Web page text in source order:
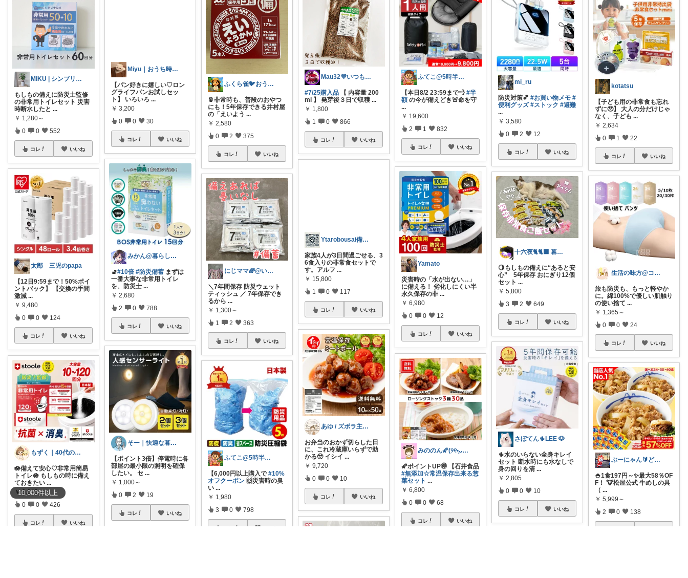
10,000件以上
MIKU | シンプリスト主婦
もしもの備えに防災士監修
の非常用トイレセット 災害
時断水したと ...
￥ 1,280～
0 0 552
コレ いいね
太郎 三児のpapa
【12日9:59まで！50%ポイ
ントバック】 【交換の手間
激減 ...
￥ 9,480
0 0 124
コレ いいね
もずく｜40代の暮らし×在宅ワーク
🪷備えて安心♡非常用簡易
トイレ🪷 もしもの時に備え
ておきたい ...
￥ 3,040～
0 0 426
コレ いいね
Miyu｜おうち時間の小さな幸せ🌸
【パン好きに嬉しい♡ロン
グライフパンお試しセッ
ト】 いろいろ ...
￥ 3,200
0 0 30
コレ いいね
みかん@暮らしのもの／暑さ対策に全力⛱️
🚽#10倍 #防災備蓄 まずは
一番大事な非常用トイレ
を、防災士 ...
￥ 2,680
2 0 788
コレ いいね
そー｜快適な暮らし
【ポイント3倍】停電時に各
部屋の最小限の照明を確保
したい。 セ ...
￥ 1,000～
0 2 19
コレ いいね
ふくら雀🐦おうちしごとラボ
🥫非常時も、普段のおやつ
にも！5年保存できる井村屋
の「えいよう ...
￥ 2,580
0 2 375
コレ いいね
にじママ🌈@いつもありがとうございます
＼7年間保存 防災ウェット
ティッシュ ／ 7年保存でき
るから ...
￥ 1,300～
1 2 363
コレ いいね
ふてこ@5時半頃ｺﾚ/京都のｲｲもの🍵
【6,000円以上購入で#10%
オフクーポン 🙌災害時の臭
い ...
￥ 1,980
3 0 798
コレ いいね
Mau32💜いつも有難うございます😊
#7/25購入品 【 内容量 200
ml 】 発芽後３日で収穫 ...
￥ 1,800
1 0 866
コレ いいね
Ytarobousai備蓄食料、防災用品
家族4人が3日間過ごせる、3
6食入りの非常食セットで
す。アルフ ...
￥ 15,800
1 0 117
コレ いいね
あゆ / ズボラ主婦のキッチンと雑貨
お弁当のおかず切らした日
に、これ冷蔵庫いらずで助
かる🥹 イシイ ...
￥ 9,720
0 0 10
コレ いいね
ふてこ@5時半頃ｺﾚ/京都のｲｲもの🍵
【本日8/2 23:59まで💨#半
額 の今が備えどき🚨命を守
...
￥ 19,600
2 1 832
コレ いいね
Yamato
災害時の「水が出ない…」
に備える！ 劣化しにくい半
永久保存の非 ...
￥ 6,980
0 0 12
コレ いいね
みののん🌠(୨୧•͈ᴗ•͈)感謝♡
🌠ポイントUP🉐 【石井食品
#無添加☆常温保存出来る惣
菜セット ...
￥ 6,800
0 0 68
コレ いいね
mi_ru
防災対策💕#お買い物メモ #
便利グッズ #ストック #避難
...
￥ 3,580
0 2 12
コレ いいね
十六夜🐈🐈‍⬛ 暮らしのあれこれ
🌖もしもの備えに“あると安
心” 5年保存 おにぎり12個
セット ...
￥ 5,800
3 2 649
コレ いいね
さぼてん🌵LEE 🐶
🌵水のいらない全身キレイ
セット 断水時にも水なしで
身の回りを清 ...
￥ 2,805
0 0 10
コレ いいね
kotatsu
【子ども用の非常食も忘れ
ずに🥹】 大人の分だけじゃ
なく、子ども ...
￥ 2,634
0 1 22
コレ いいね
生活の味方@コメント基本返しません🙏
旅も防災も、もっと軽やか
に。綿100%で優しい肌触り
の使い捨て ...
￥ 1,365～
0 0 24
コレ いいね
ぶーにゃん🔰どうしたら売れるかな😭
🍚1食197円～✨最大58％OF
F！ 🐮松屋公式 牛めしの具
（ ...
￥ 5,999～
2 0 138